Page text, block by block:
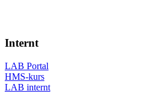
Internt
LAB Portal
HMS-kurs
LAB internt